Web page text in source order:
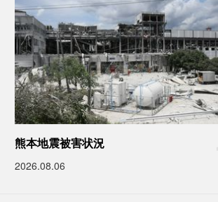
熊本地震被害状況
2026.08.06